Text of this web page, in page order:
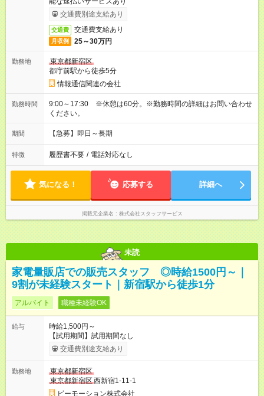
交通費別途支給あり
交通費 交通費支給あり
月収例 25～30万円
勤務地
東京都新宿区
都庁前駅から徒歩5分
情報通信関連の会社
勤務時間
9:00～17:30 ※休憩は60分。※勤務時間の詳細はお問い合わせ
ください。
期間 【急募】即日～長期
特徴 履歴書不要 / 電話対応なし
気になる！ 応募する 詳細へ
掲載元企業名 株式会社スタッフサービス
未読
家電量販店での販売スタッフ ◎時給1500円～｜
9割が未経験スタート｜新宿駅から徒歩1分
アルバイト 職種未経験OK
給与
時給1,500円～
【試用期間】試用期間なし
交通費別途支給あり
勤務地
東京都新宿区
東京都新宿区西新宿1-11-1
ビーモーション株式会社